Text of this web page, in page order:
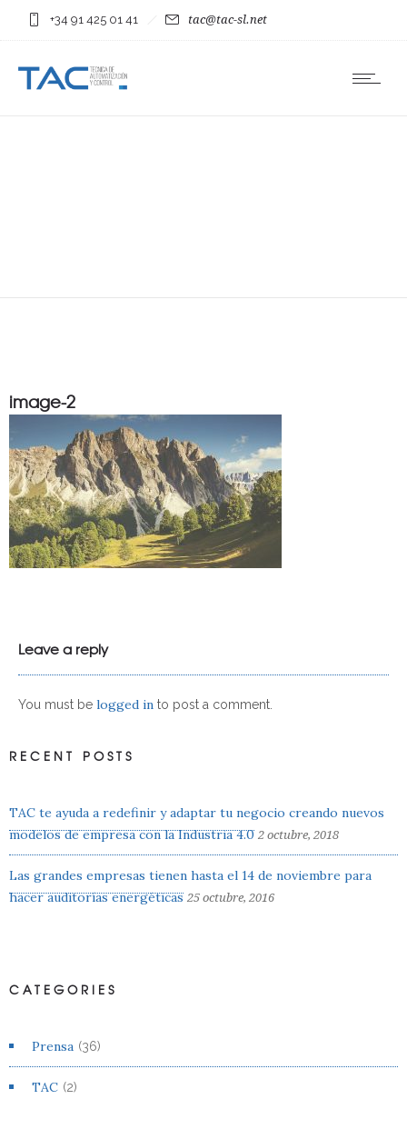
+34 91 425 01 41 tac@tac-sl.net
image-2
Leave a reply
You must be logged in to post a comment.
RECENT POSTS
TAC te ayuda a redefinir y adaptar tu negocio creando nuevos
modelos de empresa con la Industria 4.0 2 octubre, 2018
Las grandes empresas tienen hasta el 14 de noviembre para
hacer auditorías energéticas 25 octubre, 2016
CATEGORIES
Prensa (36)
TAC (2)